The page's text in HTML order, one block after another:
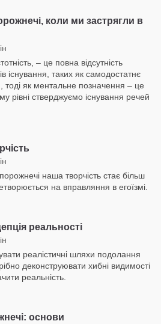
коли ми застрягли в
– це повна відсутність
існування, таких як самодостатнє
тоді як ментальне позначення – це
рівні стверджуємо існування речей
наша творчість стає більш
на вправляння в егоїзмі.
реальності
реалістичні шляхи подолання
деконструювати хибні видимості
реальність.
основи